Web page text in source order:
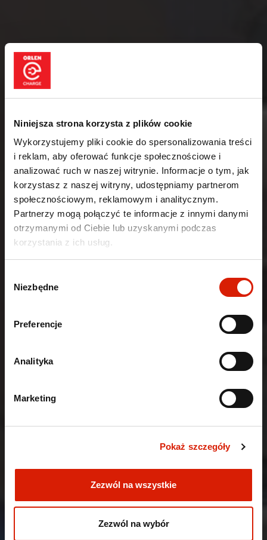
Niniejsza strona korzysta z plików cookie
Wykorzystujemy pliki cookie do spersonalizowania treści
i reklam, aby oferować funkcje społecznościowe i
analizować ruch w naszej witrynie. Informacje o tym, jak
korzystasz z naszej witryny, udostępniamy partnerom
społecznościowym, reklamowym i analitycznym.
Partnerzy mogą połączyć te informacje z innymi danymi
otrzymanymi od Ciebie lub uzyskanymi podczas
korzystania z ich usług.
zgody
Niezbędne
Preferencje
Analityka
Marketing
Pokaż szczegóły
Zezwól na wszystkie
Zezwól na wybór
×